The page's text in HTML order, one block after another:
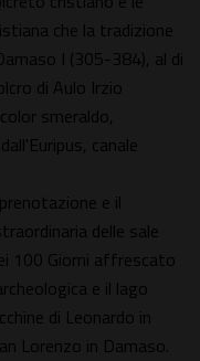
che la tradizione
I (305-384), al di
di Aulo Irzio
smeraldo,
canale
e il
delle sale
100 Giorni affrescato
e il lago
di Leonardo in
Lorenzo in Damaso.